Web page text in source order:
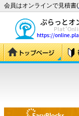
会員はオンラインで見積書(